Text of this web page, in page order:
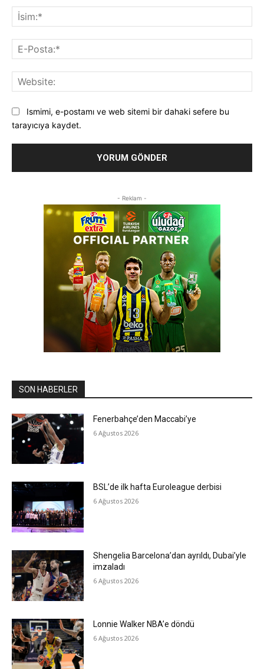
Ismimi, e-postamı ve web sitemi bir dahaki sefere bu
tarayıcıya kaydet.
- Reklam -
SON HABERLER
Fenerbahçe’den Maccabi’ye
6 Ağustos 2026
BSL’de ilk hafta Euroleague derbisi
6 Ağustos 2026
Shengelia Barcelona’dan ayrıldı, Dubai’yle
imzaladı
6 Ağustos 2026
Lonnie Walker NBA’e döndü
6 Ağustos 2026